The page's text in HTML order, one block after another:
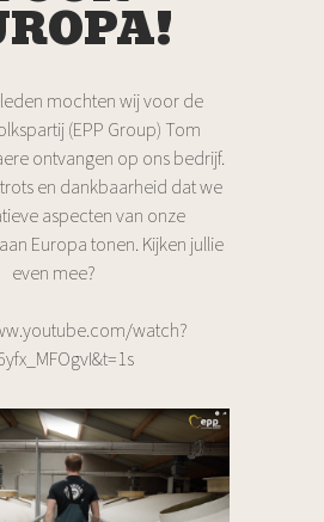
mochten wij voor de
(EPP Group) Tom
ontvangen op ons bedrijf.
en dankbaarheid dat we
aspecten van onze
Europa tonen. Kijken jullie
even mee?
watch?